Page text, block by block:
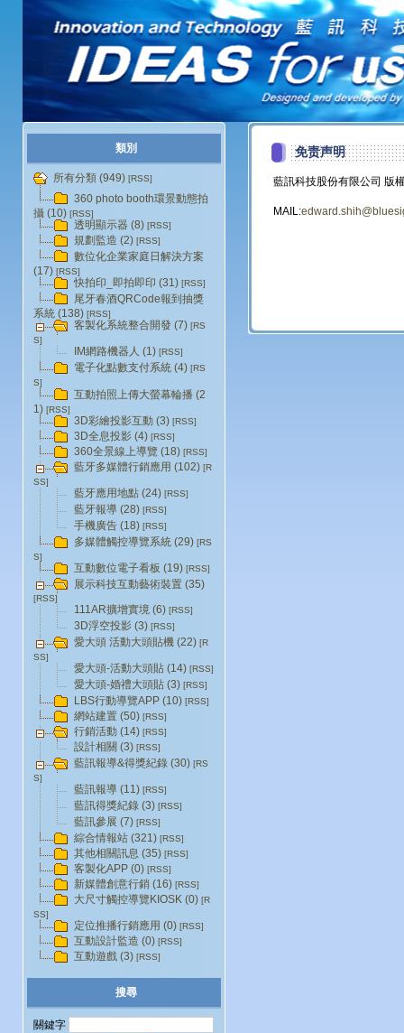
免责声明
藍訊科技股份有限公司
MAIL:
類別
所有分類 (949) [RSS]
360 photo booth環景動態拍
攝 (10) [RSS]
透明顯示器 (8) [RSS]
規劃監造 (2) [RSS]
數位化企業家庭日解決方案
(17) [RSS]
快拍印_即拍即印 (31) [RSS]
尾牙春酒QRCode報到抽獎
系統 (138) [RSS]
客製化系統整合開發 (7) [RS
S]
IM網路機器人 (1) [RSS]
電子化點數支付系統 (4) [RS
S]
互動拍照上傳大螢幕輪播 (2
1) [RSS]
3D彩繪投影互動 (3) [RSS]
3D全息投影 (4) [RSS]
360全景線上導覽 (18) [RSS]
藍牙多媒體行銷應用 (102) [R
SS]
藍牙應用地點 (24) [RSS]
藍牙報導 (28) [RSS]
手機廣告 (18) [RSS]
多媒體觸控導覽系統 (29) [RS
S]
互動數位電子看板 (19) [RSS]
展示科技互動藝術裝置 (35)
[RSS]
111AR擴增實境 (6) [RSS]
3D浮空投影 (3) [RSS]
愛大頭 活動大頭貼機 (22) [R
SS]
愛大頭-活動大頭貼 (14) [RSS]
愛大頭-婚禮大頭貼 (3) [RSS]
LBS行動導覽APP (10) [RSS]
網站建置 (50) [RSS]
行銷活動 (14) [RSS]
設計相關 (3) [RSS]
藍訊報導&得獎紀錄 (30) [RS
S]
藍訊報導 (11) [RSS]
藍訊得獎紀錄 (3) [RSS]
藍訊參展 (7) [RSS]
綜合情報站 (321) [RSS]
其他相關訊息 (35) [RSS]
客製化APP (0) [RSS]
新媒體創意行銷 (16) [RSS]
大尺寸觸控導覽KIOSK (0) [R
SS]
定位推播行銷應用 (0) [RSS]
互動設計監造 (0) [RSS]
互動遊戲 (3) [RSS]
搜尋
關鍵字